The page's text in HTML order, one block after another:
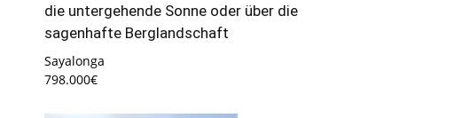
die untergehende Sonne oder über die
sagenhafte Berglandschaft
Sayalonga
798.000€